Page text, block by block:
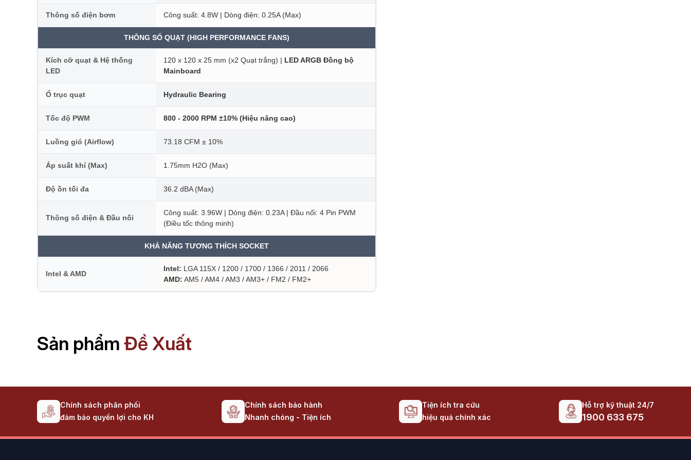
Thông số điện bơm Công suất: 4.8W | Dòng điện: 0.25A (Max)
THÔNG SỐ QUẠT (HIGH PERFORMANCE FANS)
Kích cỡ quạt & Hệ thống
LED
120 x 120 x 25 mm (x2 Quạt trắng) | LED ARGB Đồng bộ
Mainboard
Ổ trục quạt Hydraulic Bearing
Tốc độ PWM 800 - 2000 RPM ±10% (Hiệu năng cao)
Luồng gió (Airflow) 73.18 CFM ± 10%
Áp suất khí (Max) 1.75mm H2O (Max)
Độ ồn tối đa 36.2 dBA (Max)
Thông số điện & Đầu nối
Công suất: 3.96W | Dòng điện: 0.23A | Đầu nối: 4 Pin PWM
(Điều tốc thông minh)
KHẢ NĂNG TƯƠNG THÍCH SOCKET
Intel & AMD
Intel: LGA 115X / 1200 / 1700 / 1366 / 2011 / 2066
AMD: AM5 / AM4 / AM3 / AM3+ / FM2 / FM2+
Sản phẩm Đề Xuất
Chính sách phân phối
đảm bảo quyền lợi cho KH
Chính sách bảo hành
Nhanh chóng - Tiện ích
Tiện ích tra cứu
hiệu quả chính xác
Hỗ trợ kỹ thuật 24/7
1900 633 675